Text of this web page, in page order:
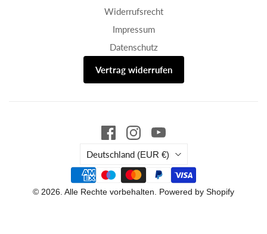
Widerrufsrecht
Impressum
Datenschutz
Vertrag widerrufen
Land
Deutschland (EUR €)
© 2026. Alle Rechte vorbehalten. Powered by Shopify